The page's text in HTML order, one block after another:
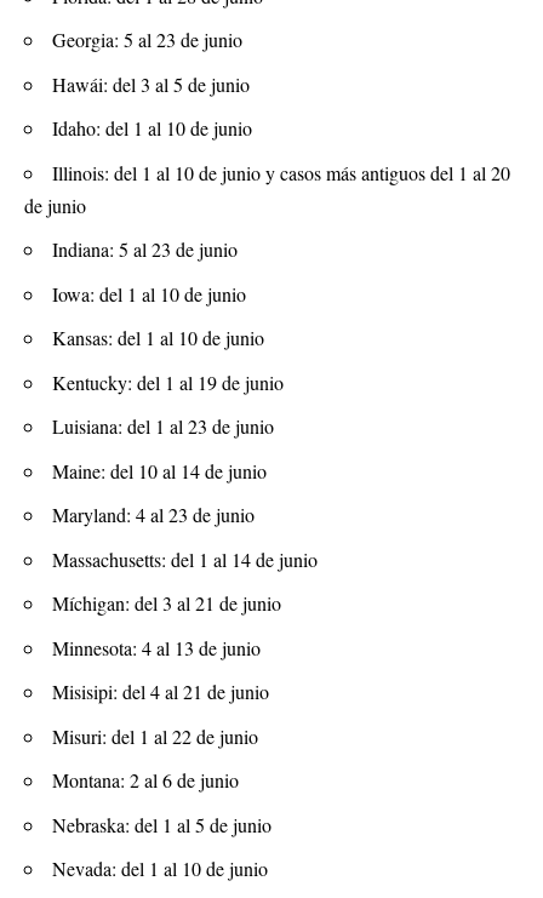
Georgia: 5 al 23 de junio
Hawái: del 3 al 5 de junio
Idaho: del 1 al 10 de junio
Illinois: del 1 al 10 de junio y casos más antiguos del 1 al 20
de junio
Indiana: 5 al 23 de junio
Iowa: del 1 al 10 de junio
Kansas: del 1 al 10 de junio
Kentucky: del 1 al 19 de junio
Luisiana: del 1 al 23 de junio
Maine: del 10 al 14 de junio
Maryland: 4 al 23 de junio
Massachusetts: del 1 al 14 de junio
Míchigan: del 3 al 21 de junio
Minnesota: 4 al 13 de junio
Misisipi: del 4 al 21 de junio
Misuri: del 1 al 22 de junio
Montana: 2 al 6 de junio
Nebraska: del 1 al 5 de junio
Nevada: del 1 al 10 de junio